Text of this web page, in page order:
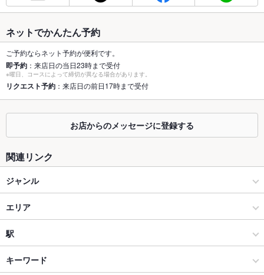
容人数
個室 あり ：少人数様から個室や半個室やご用意しております。
座敷
なし ：会社宴会や接待はもちろん女子会や合コン、誕生日のお
祝いにもオススメです♪
カウンター
ソファー
テラス席
み会 合コン 原価酒場
設備
Wi-Fi
ネットでかんたん予約
ご予約ならネット予約が便利です。
即予約 ：来店日の当日23時まで受付
※曜日、コースによって締切が異なる場合があります。
リクエスト予約 ：来店日の前日17時まで受付
お店からのメッセージに登録する
関連リンク
ジャンル
居酒屋
和風
海鮮
エリア
立川
立川 × 居酒屋
駅
立川駅
キーワード